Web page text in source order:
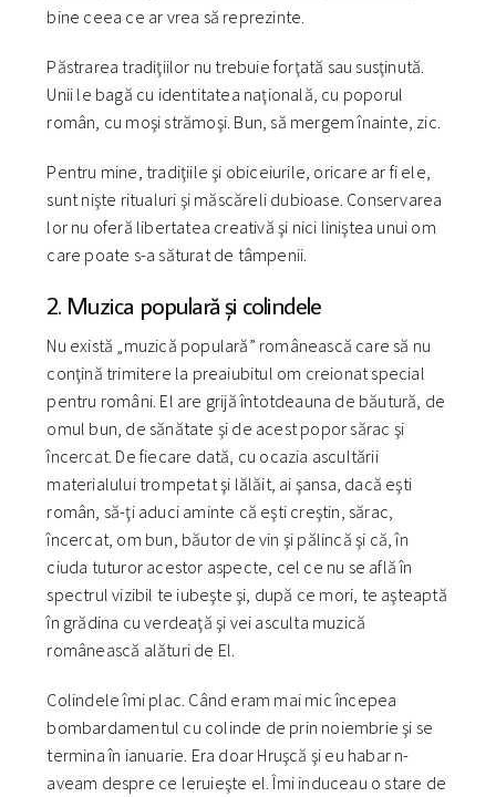
bine ceea ce ar vrea să reprezinte.
Păstrarea tradiţiilor nu trebuie forţată sau susţinută.
Unii le bagă cu identitatea naţională, cu poporul
român, cu moşi strămoşi. Bun, să mergem înainte, zic.
Pentru mine, tradiţiile şi obiceiurile, oricare ar fi ele,
sunt nişte ritualuri şi măscăreli dubioase. Conservarea
lor nu oferă libertatea creativă şi nici liniştea unui om
care poate s-a săturat de tâmpenii.
2. Muzica populară şi colindele
Nu există „muzică populară” românească care să nu
conţină trimitere la preaiubitul om creionat special
pentru români. El are grijă întotdeauna de băutură, de
omul bun, de sănătate şi de acest popor sărac şi
încercat. De fiecare dată, cu ocazia ascultării
materialului trompetat şi lălăit, ai şansa, dacă eşti
român, să-ţi aduci aminte că eşti creştin, sărac,
încercat, om bun, băutor de vin şi pălincă şi că, în
ciuda tuturor acestor aspecte, cel ce nu se află în
spectrul vizibil te iubeşte şi, după ce mori, te aşteaptă
în grădina cu verdeaţă şi vei asculta muzică
românească alături de El.
Colindele îmi plac. Când eram mai mic începea
bombardamentul cu colinde de prin noiembrie şi se
termina în ianuarie. Era doar Hruşcă şi eu habar n-
aveam despre ce leruieşte el. Îmi induceau o stare de